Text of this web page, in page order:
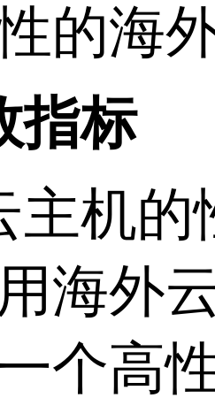
的海
指标
主机的
海外
个高